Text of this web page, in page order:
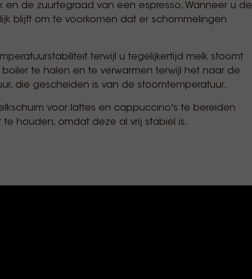
de zuurtegraad van een espresso. Wanneer u de
blijft om te voorkomen dat er schommelingen
terwijl u tegelijkertijd melk stoomt
te halen en te verwarmen terwijl het naar de
die gescheiden is van de stoomtemperatuur.
voor lattes en cappuccino's te bereiden
houden, omdat deze al vrij stabiel is.